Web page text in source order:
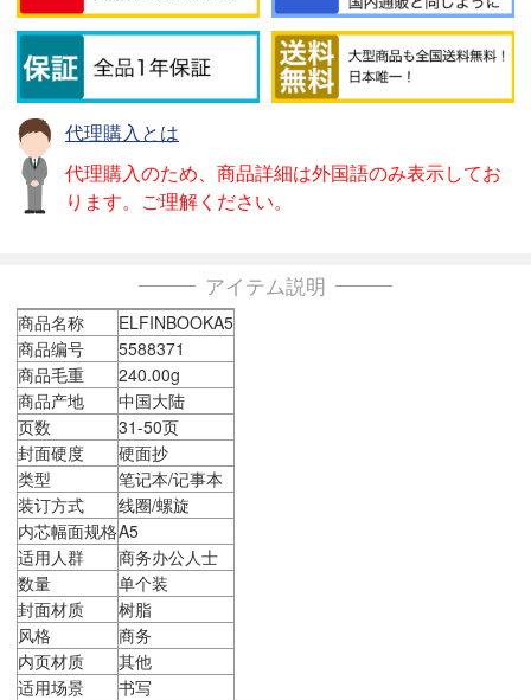
代理購入とは
代理購入のため、商品詳細は外国語のみ表示してお
ります。ご理解ください。
アイテム説明
商品名称
ELFINBOOKA5
商品编号
5588371
商品毛重
240.00g
商品产地
中国大陆
页数
31-50页
封面硬度
硬面抄
类型
笔记本/记事本
装订方式
线圈/螺旋
内芯幅面规格A5
适用人群
商务办公人士
数量
单个装
封面材质
树脂
风格
商务
内页材质
其他
适用场景
书写